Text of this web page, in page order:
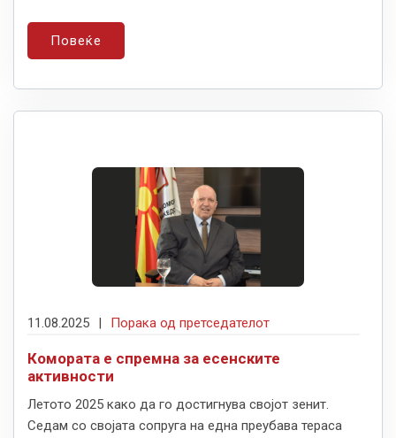
Повеќе
11.08.2025 | Порака од претседателот
Комората е спремна за есенските
активности
Летото 2025 како да го достигнува својот зенит.
Седам со својата сопруга на една преубава тераса